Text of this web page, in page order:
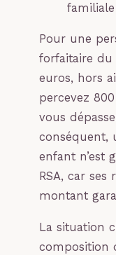
familiale
Pour une
forfaitaire du
euros, hors
percevez
vous
conséquent,
enfant n’est
RSA, car ses
montant
La situation
composition